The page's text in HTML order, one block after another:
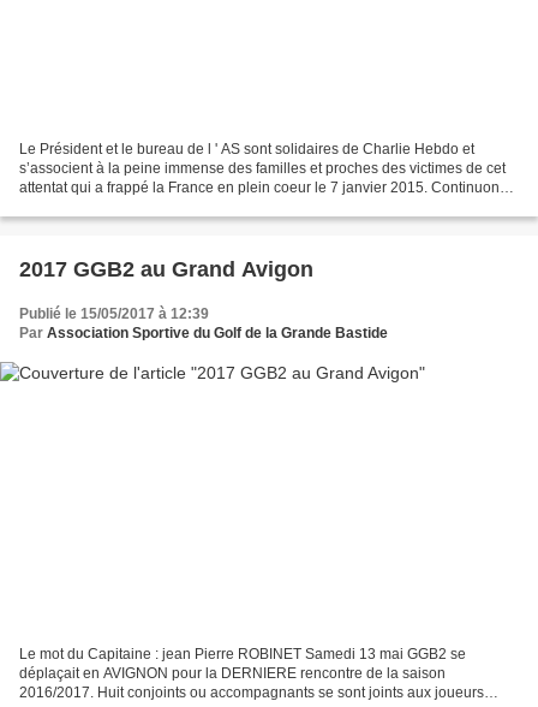
Le Président et le bureau de l ' AS sont solidaires de Charlie Hebdo et
s’associent à la peine immense des familles et proches des victimes de cet
attentat qui a frappé la France en plein coeur le 7 janvier 2015. Continuons à
2017 GGB2 au Grand Avigon
Publié le 15/05/2017 à 12:39
Par Association Sportive du Golf de la Grande Bastide
Le mot du Capitaine : jean Pierre ROBINET Samedi 13 mai GGB2 se
déplaçait en AVIGNON pour la DERNIERE rencontre de la saison
2016/2017. Huit conjoints ou accompagnants se sont joints aux joueurs